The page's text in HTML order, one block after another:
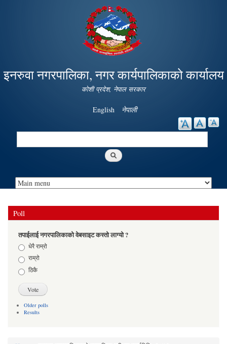
Skip to
main
content
इनरुवा नगरपालिका, नगर कार्यपालिकाको कार्यालय
कोशी प्रदेश, नेपाल सरकार
English नेपाली
Search
Poll
तपाईलाई नगरपालिकाको वेबसाइट कस्तो लाग्यो ?
Choicesधेरै राम्रो
राम्रो
ठिकै
Older polls
Results